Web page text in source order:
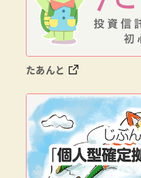
たあんと